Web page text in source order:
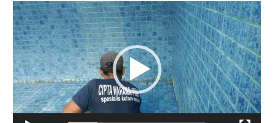
Pemutar
Video